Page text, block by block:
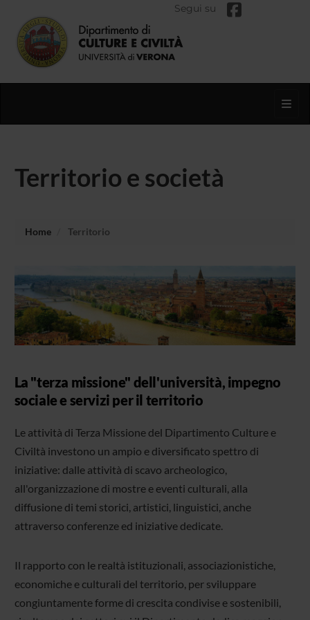
Segui su
Territorio e società
Home Territorio
La "terza missione" dell'università, impegno
sociale e servizi per il territorio
Le attività di Terza Missione del Dipartimento Culture e
Civiltà investono un ampio e diversificato spettro di
iniziative: dalle attività di scavo archeologico,
all'organizzazione di mostre e eventi culturali, alla
diffusione di temi storici, artistici, linguistici, anche
attraverso conferenze ed iniziative dedicate.
Il rapporto con le realtà istituzionali, associazionistiche,
economiche e culturali del territorio, per sviluppare
congiuntamente forme di crescita condivise e sostenibili,